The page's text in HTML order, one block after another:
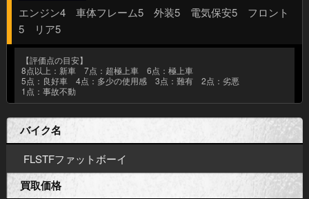
エンジン4 車体フレーム5 外装5 電気保安5 フロント
5 リア5
【評価点の目安】
8点以上：新車 7点：超極上車 6点：極上車
5点：良好車 4点：多少の使用感 3点：難有 2点：劣悪
1点：事故不動
バイク名
FLSTFファットボーイ
買取価格